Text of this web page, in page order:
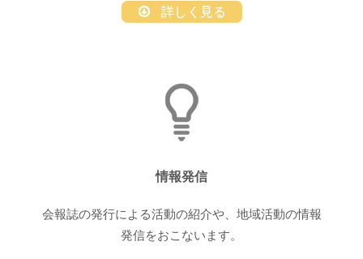
詳しく見る
情報発信
会報誌の発行による活動の紹介や、地域活動の情報
発信をおこないます。